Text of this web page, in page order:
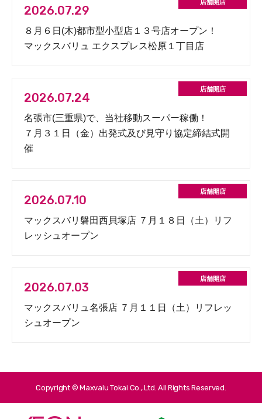
2026.07.29
８月６日(木)都市型小型店１３号店オープン！
マックスバリュ エクスプレス松原１丁目店
2026.07.24
名張市(三重県)で、当社移動スーパー稼働！
７月３１日（金）出発式及び見守り協定締結式開
催
2026.07.10
マックスバリ磐田西貝塚店 ７月１８日（土）リフ
レッシュオープン
2026.07.03
マックスバリュ名張店 ７月１１日（土）リフレッ
シュオープン
Copyright © Maxvalu Tokai Co., Ltd. All Rights Reserved.